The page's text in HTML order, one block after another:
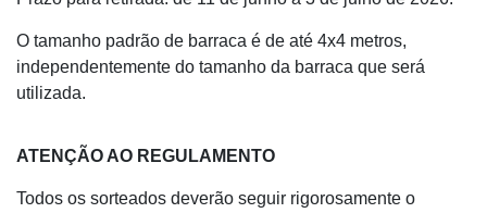
O tamanho padrão de barraca é de até 4x4 metros,
independentemente do tamanho da barraca que será
utilizada.
ATENÇÃO AO REGULAMENTO
Todos os sorteados deverão seguir rigorosamente o